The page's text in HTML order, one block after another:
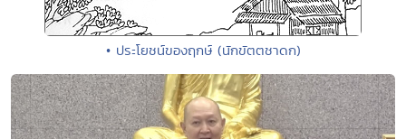
• ประโยชน์ของฤกษ์ (นักขัตตชาดก)